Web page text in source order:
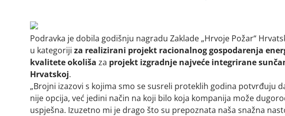
Podravka je dobila godišnju nagradu Zaklade „Hrvoje Požar“
u kategoriji za realizirani projekt racionalnog gospodarenja
kvalitete okoliša za projekt izgradnje najveće integrirane
Hrvatskoj.
„Brojni izazovi s kojima smo se susreli proteklih godina potvrđuju
nije opcija, već jedini način na koji bilo koja kompanija može
uspješna. Izuzetno mi je drago što su prepoznata naša snažna